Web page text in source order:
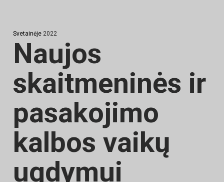
Svetainėje 2022
Naujos
skaitmeninės ir
pasakojimo
kalbos vaikų
ugdymui